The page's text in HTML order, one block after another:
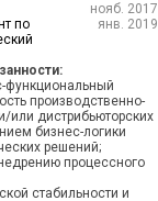
по
нояб. 2017
янв. 2019
функциональный
производственно-
или дистрибьюторских
бизнес-логики
решений;
процессного
стабильности и